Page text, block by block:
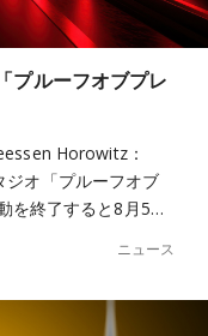
プルーフオブプレ
Horowitz：
オ「プルーフオブ
を終了すると8月5…
ニュース